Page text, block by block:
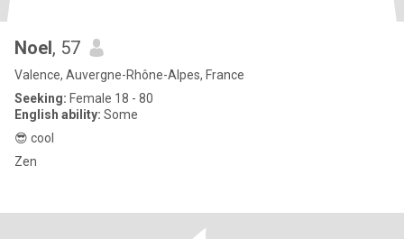
Noel, 57
Valence, Auvergne-Rhône-Alpes, France
Seeking: Female 18 - 80
English ability: Some
😎 cool
Zen